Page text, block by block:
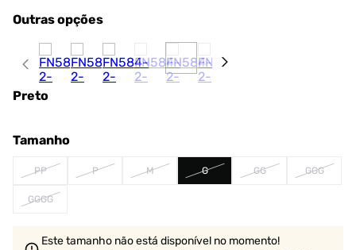
Outras opções
Preto
Tamanho
PP P M G GG GGG
GGGG
Este tamanho não está disponível no momento!